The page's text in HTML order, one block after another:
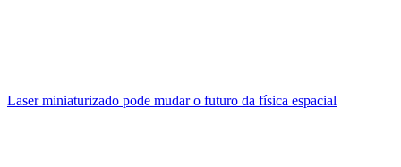
Laser miniaturizado pode mudar o futuro da física espacial